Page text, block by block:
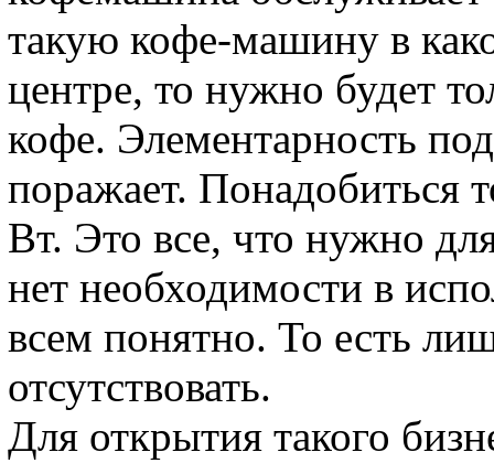
такую кофе-машину в
центре, то нужно будет
кофе. Элементарность
поражает. Понадобиться
Вт. Это все, что нужно
нет необходимости в
всем понятно. То есть
отсутствовать.
Для открытия такого